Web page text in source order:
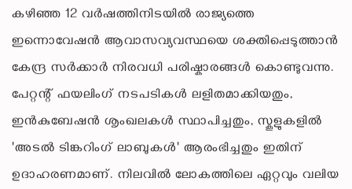
കഴിഞ്ഞ 12 വർഷത്തിനിടയിൽ രാജ്യത്തെ
ഇന്നൊവേഷൻ ആവാസവ്യവസ്ഥയെ ശക്തിപ്പെടുത്താൻ
കേന്ദ്ര സർക്കാർ നിരവധി പരിഷ്കാരങ്ങൾ കൊണ്ടുവന്നു.
പേറ്റന്റ് ഫയലിംഗ് നടപടികൾ ലളിതമാക്കിയതും,
ഇൻകുബേഷൻ ശൃംഖലകൾ സ്ഥാപിച്ചതും, സ്കൂളുകളിൽ
'അടൽ ടിങ്കറിംഗ് ലാബുകൾ' ആരംഭിച്ചതും ഇതിന്
ഉദാഹരണമാണ്. നിലവിൽ ലോകത്തിലെ ഏറ്റവും വലിയ